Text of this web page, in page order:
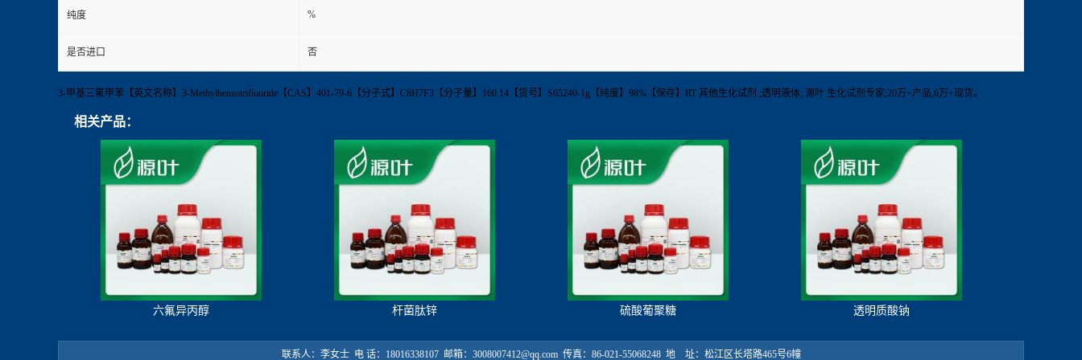
纯度 %
是否进口 否
3-甲基三氟甲苯【英文名称】3-Methylbenzotrifluoride【CAS】401-79-6【分子式】C8H7F3【分子量】160.14【货号】S65240-1g【纯度】98%【保存】RT 其他生化试剂 ;透明液体; 源叶 生化试剂专家;20万+产品,6万+现货。
相关产品：
六氟异丙醇 杆菌肽锌 硫酸葡聚糖 透明质酸钠
联系人：李女士 电 话：18016338107 邮箱：3008007412@qq.com 传真：86-021-55068248 地 址：松江区长塔路465号6幢